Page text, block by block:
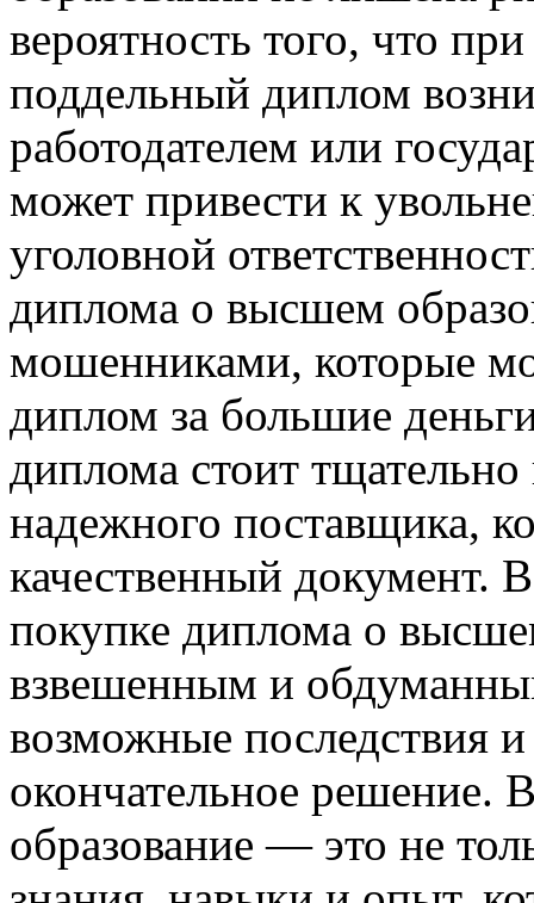
вероятность того, что
поддельный диплом
работодателем или
может привести к
уголовной
диплома о высшем
мошенниками, которые
диплом за большие
диплома стоит
надежного поставщика,
качественный документ.
покупке диплома о
взвешенным и
возможные последствия
окончательное решение.
образование — это не